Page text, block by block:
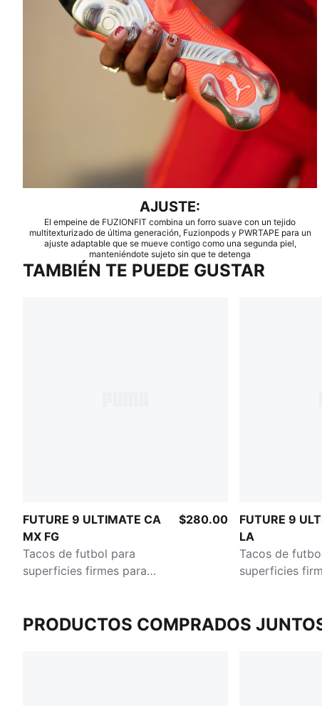
AJUSTE:
El empeine de FUZIONFIT combina un forro suave con un tejido
multitexturizado de última generación, Fuzionpods y PWRTAPE para un
ajuste adaptable que se mueve contigo como una segunda piel,
manteniéndote sujeto sin que te detenga
TAMBIÉN TE PUEDE GUSTAR
FUTURE 9 ULTIMATE CA
MX FG
Tacos de futbol para
superficies firmes para
$280.00
FUTURE 9
LA
Tacos de
superficies
PRODUCTOS COMPRADOS